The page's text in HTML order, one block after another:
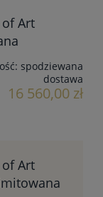
Art
spodziewana
dostawa
16 560,00 zł
Art